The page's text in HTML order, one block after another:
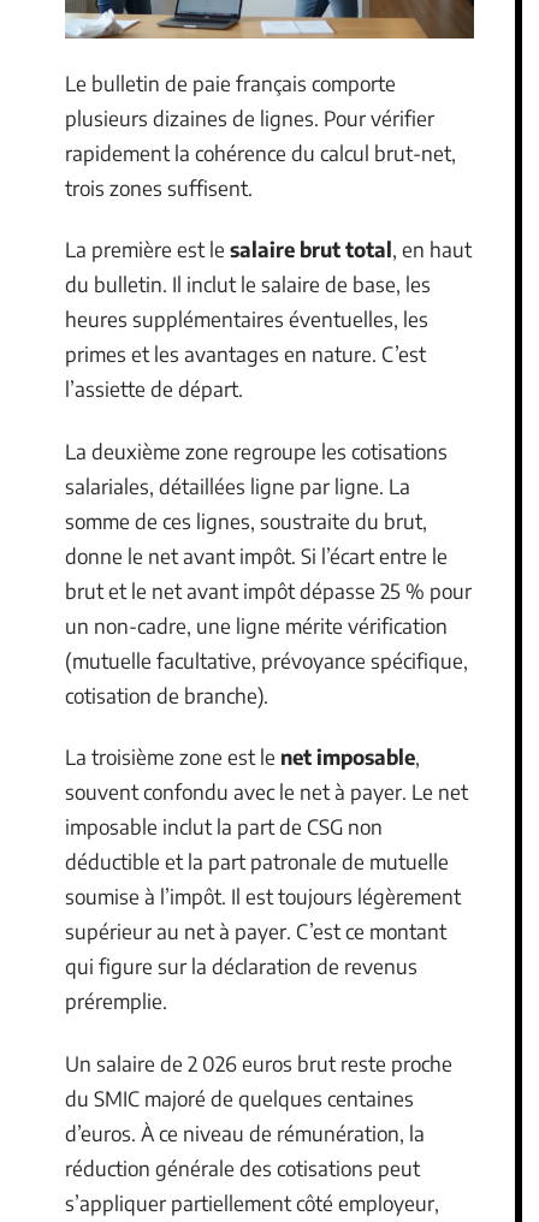
Le bulletin de paie français comporte
plusieurs dizaines de lignes. Pour vérifier
rapidement la cohérence du calcul brut-net,
trois zones suffisent.
La première est le salaire brut total, en haut
du bulletin. Il inclut le salaire de base, les
heures supplémentaires éventuelles, les
primes et les avantages en nature. C’est
l’assiette de départ.
La deuxième zone regroupe les cotisations
salariales, détaillées ligne par ligne. La
somme de ces lignes, soustraite du brut,
donne le net avant impôt. Si l’écart entre le
brut et le net avant impôt dépasse 25 % pour
un non-cadre, une ligne mérite vérification
(mutuelle facultative, prévoyance spécifique,
cotisation de branche).
La troisième zone est le net imposable,
souvent confondu avec le net à payer. Le net
imposable inclut la part de CSG non
déductible et la part patronale de mutuelle
soumise à l’impôt. Il est toujours légèrement
supérieur au net à payer. C’est ce montant
qui figure sur la déclaration de revenus
préremplie.
Un salaire de 2 026 euros brut reste proche
du SMIC majoré de quelques centaines
d’euros. À ce niveau de rémunération, la
réduction générale des cotisations peut
s’appliquer partiellement côté employeur,